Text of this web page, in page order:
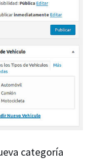
categoría